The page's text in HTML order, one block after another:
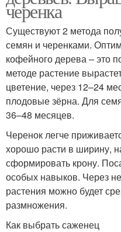
черенка
Существуют 2 метода
семян и черенками.
кофейного дерева – это
методе растение
цветение, через 12–24
плодовые зёрна. Для
36–48 месяцев.
Черенок легче
хорошо расти в ширину,
сформировать крону.
особых навыков. Через
растения можно будет
размножения.
Как выбрать саженец